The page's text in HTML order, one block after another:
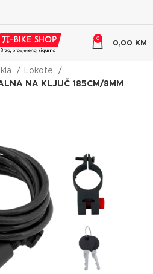
0
0,00 KM
Lokote
NA KLJUČ 185CM/8MM